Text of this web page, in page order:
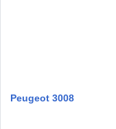
Peugeot 3008